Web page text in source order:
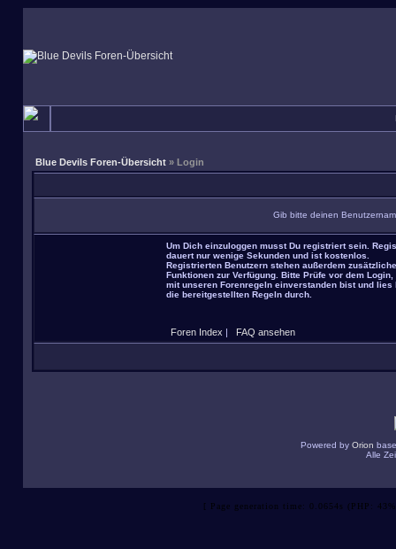
Blue Devils Foren-Übersicht » Login
Gib bitte deinen
Um Dich einzuloggen musst Du registriert sein.
dauert nur wenige Sekunden und ist kostenlos.
Registrierten Benutzern stehen außerdem zusätzliche
Funktionen zur Verfügung. Bitte Prüfe vor dem Login,
mit unseren Forenregeln einverstanden bist und lies
die bereitgestellten Regeln durch.
Foren Index | FAQ ansehen
Powered by Orion
Alle
[ Page generation time: 0.0654s (PHP: